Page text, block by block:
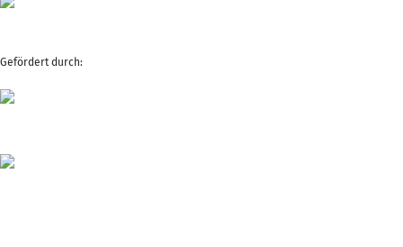
Gefördert durch: